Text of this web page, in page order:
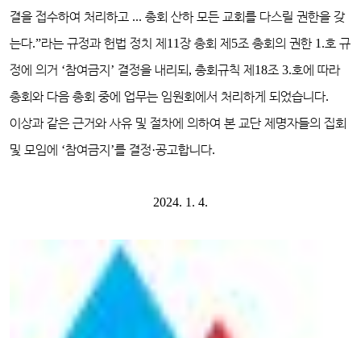
결을 접수하여 처리하고 ... 총회 산하 모든 교회를 다스릴 권한을 갖
는다.”라는 규정과 헌법 정치 제 11장 총회 제 5조 총회의 권한 1.호 규
정에 의거 ‘참여금지 ’ 결정을 내리되 , 총회규칙 제 18조 3.호에 따라
총회와 다음 총회 중에 업무는 임원회에서 처리하게 되었습니다.
이상과 같은 근거와 사유 및 절차에 의하여 본 교단 제명자들의 집회
및 모임에 ‘참여금지 ’를 결정·공고합니다.
2024. 1. 4.